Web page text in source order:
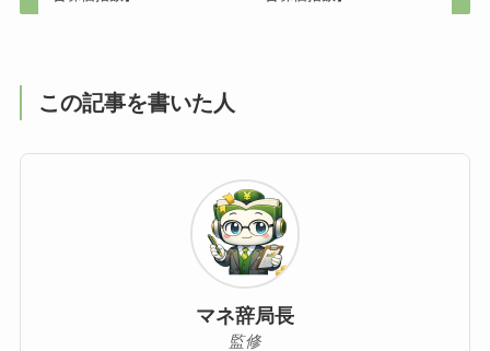
この記事を書いた人
マネ辞局長
監修